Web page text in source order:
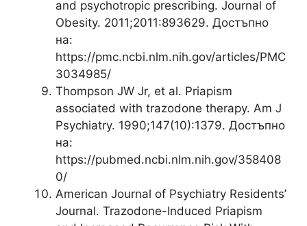
and psychotropic prescribing. Journal of
Obesity. 2011;2011:893629. Достъпно
на:
https://pmc.ncbi.nlm.nih.gov/articles/PMC
3034985/
Thompson JW Jr, et al. Priapism
associated with trazodone therapy. Am J
Psychiatry. 1990;147(10):1379. Достъпно
на:
https://pubmed.ncbi.nlm.nih.gov/358408
0/
American Journal of Psychiatry Residents’
Journal. Trazodone-Induced Priapism